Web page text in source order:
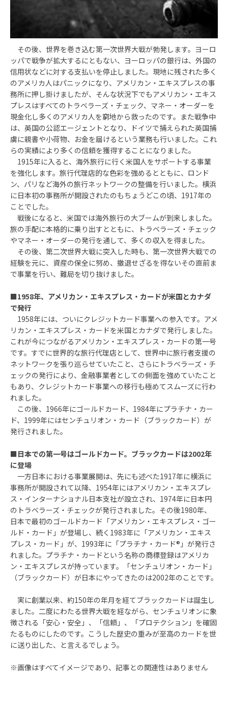
その後、世界を巻き込む第一次世界大戦が勃発します。ヨーロ
ッパで戦争が拡大するにともない、ヨーロッパの銀行は、外国の
信用状などに対する支払いを停止しました。現地に残された多く
のアメリカ人はパニックになり、アメリカン・エキスプレスの事
務所に押し掛けましたが、そんな状況下でもアメリカン・エキス
プレスはすべてのトラベラーズ・チェック、マネー・オーダーを
現金化し多くのアメリカ人を窮地から救ったのです。また戦争中
は、英国の公認エージェントとなり、ドイツで捕えられた英国捕
虜に親書や小荷物、お金を届けるという業務も行いました。これ
らの実績により多くの信頼を獲得することになりました。
1915年に入ると、海外旅行に行く米国人をサポートする事業
を強化します。旅行代理店的な色彩を強めるとともに、ロンド
ン、パリなど海外の旅行ネットワークの整備を行いました。横浜
に日本初の事務所が開設されたのもちょうどこの頃、1917年の
ことでした。
戦後になると、米国では海外旅行の大ブームが到来しました。
旅の手配に本格的に乗り出すとともに、トラベラーズ・チェック
やマネー・オーダーの発行を通して、多くの収入を得ました。
その後、第二次世界大戦に突入した時も、第一次世界大戦での
経験を元に、資産の保全に努め、撤退せざるを得ないその直前ま
で事業を行い、難局を切り抜けました。
■1958年、アメリカン・エキスプレス・カードが米国とカナダ
で発行
1958年には、ついにクレジットカード事業への参入です。アメ
リカン・エキスプレス・カードを米国とカナダで発行しました。
これが今につながるアメリカン・エキスプレス・カードの第一号
です。すでに世界的な旅行代理店として、世界中に旅行者支援の
ネットワークを張り巡らせていたこと、さらにトラベラーズ・チ
ェックの発行により、金融事業者としての側面を強めていたこと
もあり、クレジットカード事業への移行も極めてスムーズに行わ
れました。
この後、1966年にゴールドカード、1984年にプラチナ・カー
ド、1999年にはセンチュリオン・カード（ブラックカード）が
発行されました。
■日本での第一号はゴールドカード。ブラックカードは2002年
に登場
一方日本における事業展開は、先にも述べた1917年に横浜に
事務所が開設されて以降、1954年にはアメリカン・エキスプレ
ス・インターナショナル日本支社が設立され、1974年に日本円
のトラベラーズ・チェックが発行されました。その後1980年、
日本で最初のゴールドカード「アメリカン・エキスプレス・ゴー
ルド・カード」が登場し、続く1983年に「アメリカン・エキス
プレス・カード」が、1993年に「プラチナ・カード®」が発行さ
れました。プラチナ・カードという名称の商標登録はアメリカ
ン・エキスプレスが持っています。「センチュリオン・カード」
（ブラックカード）が日本にやってきたのは2002年のことです。
実に創業以来、約150年の年月を経てブラックカードは誕生し
ました。二度にわたる世界大戦を経ながら、センチュリオンに象
徴される「安心・安全」、「信頼」、「プロテクション」を確固
たるものにしたのです。こうした歴史の重みが至高のカードを世
に送り出した、と言えるでしょう。
※画像はすべてイメージであり、記事との関連性はありません